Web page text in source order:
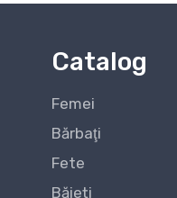
Catalog
Femei
Bărbaţi
Fete
Băieți